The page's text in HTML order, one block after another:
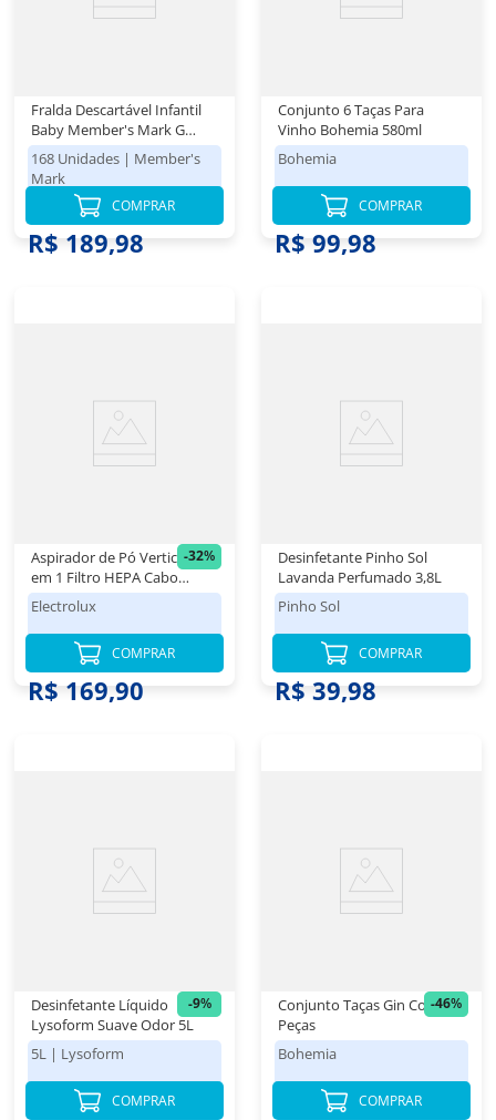
Fralda Descartável Infantil
Baby Member's Mark G
Pacote 168 Unidades
168 Unidades | Member's
Mark
R$ 189,98
COMPRAR
Conjunto 6 Taças Para
Vinho Bohemia 580ml
Bohemia
R$ 99,98
COMPRAR
-32%
Aspirador de Pó Vertical 2
em 1 Filtro HEPA Cabo
Elétrico 5m (STK13A) 1000W
127V Azul Electrolux
Electrolux
R$ 249,98
R$ 169,90
COMPRAR
Desinfetante Pinho Sol
Lavanda Perfumado 3,8L
Pinho Sol
R$ 39,98
COMPRAR
-9%
Desinfetante Líquido
Lysoform Suave Odor 5L
5L | Lysoform
R$ 52,98 COMPRAR
-46%
Conjunto Taças Gin Colibri 6
Peças
Bohemia
R$ 119,98 COMPRAR